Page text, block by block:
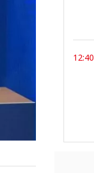
12:40